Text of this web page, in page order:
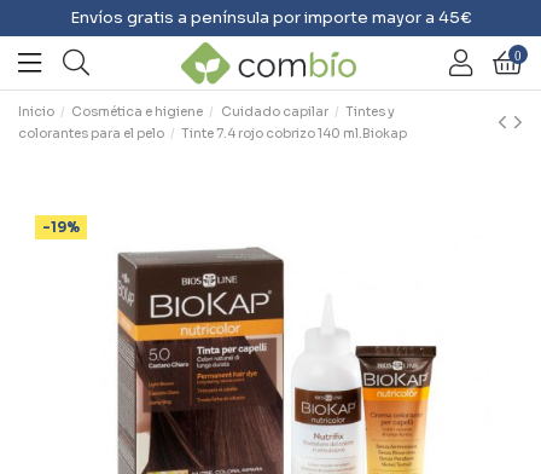
Envíos gratis a península por importe mayor a 45€
0
Inicio Cosmética e higiene Cuidado capilar
Tintes y
colorantes para el pelo
Tinte 7.4 rojo cobrizo 140 ml.Biokap
-19%